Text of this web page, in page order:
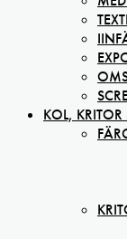
KOL,